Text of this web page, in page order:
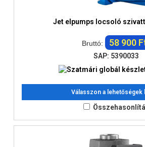
Jet elpumps locsoló
Bruttó: 58 900
SAP: 5390033
Válasszon a lehetőségek